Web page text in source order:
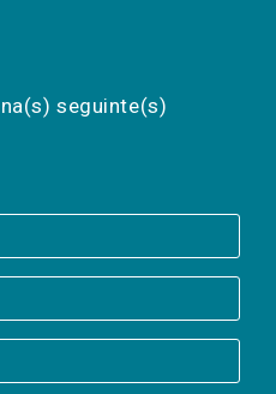
seguinte(s)